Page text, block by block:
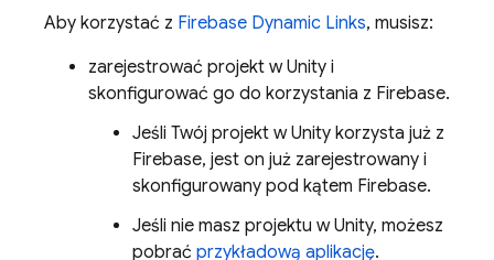
Aby korzystać z Firebase Dynamic Links, musisz:
zarejestrować projekt w Unity i
skonfigurować go do korzystania z Firebase.
Jeśli Twój projekt w Unity korzysta już z
Firebase, jest on już zarejestrowany i
skonfigurowany pod kątem Firebase.
Jeśli nie masz projektu w Unity, możesz
pobrać przykładową aplikację.